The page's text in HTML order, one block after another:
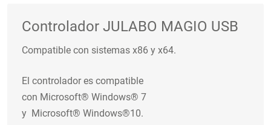
Controlador JULABO MAGIO USB
Compatible con sistemas x86 y x64.
El controlador es compatible
con Microsoft® Windows® 7
y Microsoft® Windows®10.